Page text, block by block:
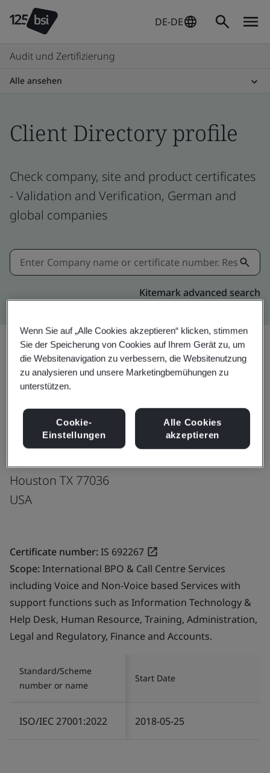
DE-DE
Audit und Zertifizierung
Alle ansehen
Client Directory profile
Check company, site and product certificates
- Validation and Verification, German and
global companies
Kitemark advanced search
Teilen: Upgrade
Fusion CX Limited
9702 Bissonnet
Houston TX 77036
USA
Certificate number:IS 692267
Scope:International BPO & Call Centre Services
including Voice and Non-Voice based Services with
support functions such as Information Technology &
Help Desk, Human Resource, Training, Administration,
Legal and Regulatory, Finance and Accounts.
Standard/Scheme
number or name
Start Date
ISO/IEC 27001:2022 2018-05-25
Wenn Sie auf „Alle Cookies akzeptieren“ klicken, stimmen
Sie der Speicherung von Cookies auf Ihrem Gerät zu, um
die Websitenavigation zu verbessern, die Websitenutzung
zu analysieren und unsere Marketingbemühungen zu
unterstützen.
Cookie-
Einstellungen
Alle Cookies
akzeptieren